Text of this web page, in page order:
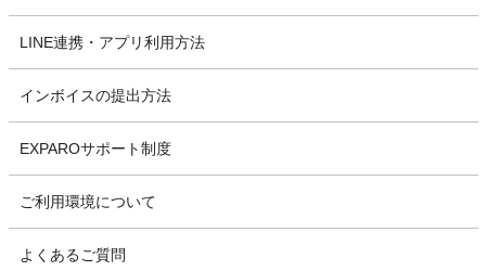
LINE連携・アプリ利用方法
インボイスの提出方法
EXPAROサポート制度
ご利用環境について
よくあるご質問